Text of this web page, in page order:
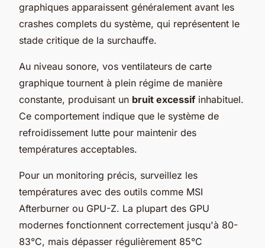
graphiques apparaissent généralement avant les
crashes complets du système, qui représentent le
stade critique de la surchauffe.
Au niveau sonore, vos ventilateurs de carte
graphique tournent à plein régime de manière
constante, produisant un bruit excessifinhabituel.
Ce comportement indique que le système de
refroidissement lutte pour maintenir des
températures acceptables.
Pour un monitoring précis, surveillez les
températures avec des outils comme MSI
Afterburner ou GPU-Z. La plupart des GPU
modernes fonctionnent correctement jusqu'à 80-
83°C, mais dépasser régulièrement 85°C